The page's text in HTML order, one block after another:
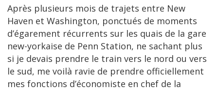
Après plusieurs mois de trajets entre New
Haven et Washington, ponctués de moments
d’égarement récurrents sur les quais de la gare
new-yorkaise de Penn Station, ne sachant plus
si je devais prendre le train vers le nord ou vers
le sud, me voilà ravie de prendre officiellement
mes fonctions d’économiste en chef de la